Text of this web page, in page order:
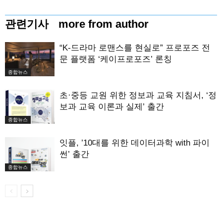
관련기사 more from author
종합뉴스
“K-드라마 로맨스를 현실로” 프로포즈 전
문 플랫폼 ‘케이프로포즈’ 론칭
종합뉴스
초·중등 교원 위한 정보과 교육 지침서, ‘정
보과 교육 이론과 실제’ 출간
종합뉴스
잇플, ’10대를 위한 데이터과학 with 파이
썬’ 출간